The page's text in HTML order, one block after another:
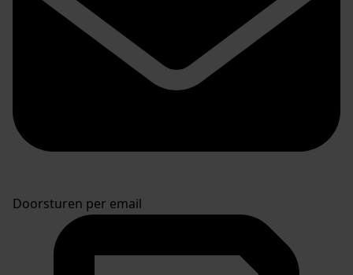
Doorsturen per email